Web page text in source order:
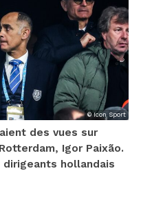
© Icon Sport
des vues sur
Igor Paixão.
hollandais